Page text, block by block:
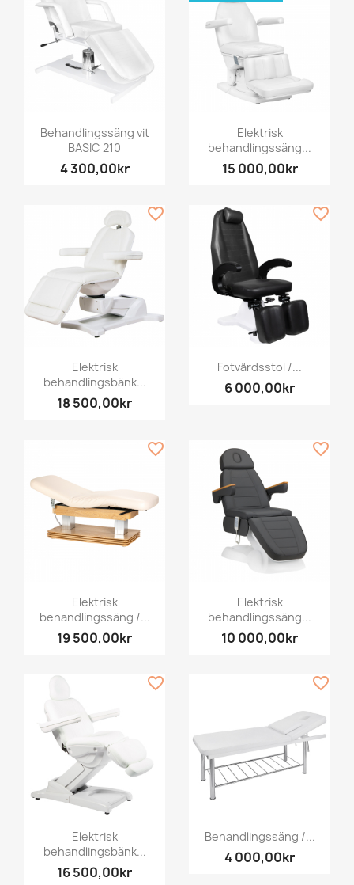
Behandlingssäng vit
BASIC 210
4 300,00kr
Elektrisk
behandlingssäng...
15 000,00kr
Elektrisk
behandlingsbänk...
18 500,00kr
favorite_border
Fotvårdsstol /...
6 000,00kr
favorite_border
Elektrisk
behandlingssäng /...
19 500,00kr
favorite_border
Elektrisk
behandlingssäng...
10 000,00kr
favorite_border
Elektrisk
behandlingsbänk...
16 500,00kr
favorite_border
Behandlingssäng /...
4 000,00kr
favorite_border